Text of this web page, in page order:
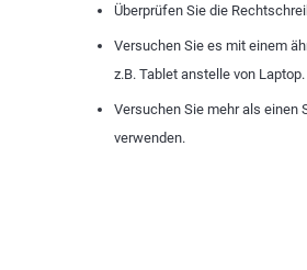
Überprüfen Sie die
Versuchen Sie es mit einem
z.B. Tablet anstelle von Laptop.
Versuchen Sie mehr als einen
verwenden.